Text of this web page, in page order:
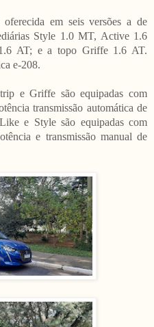
em seis versões a de
Style 1.0 MT, Active 1.6
AT; e a topo Griffe 1.6 AT.
e-208.
e Griffe são equipadas com
transmissão automática de
e Style são equipadas com
e transmissão manual de